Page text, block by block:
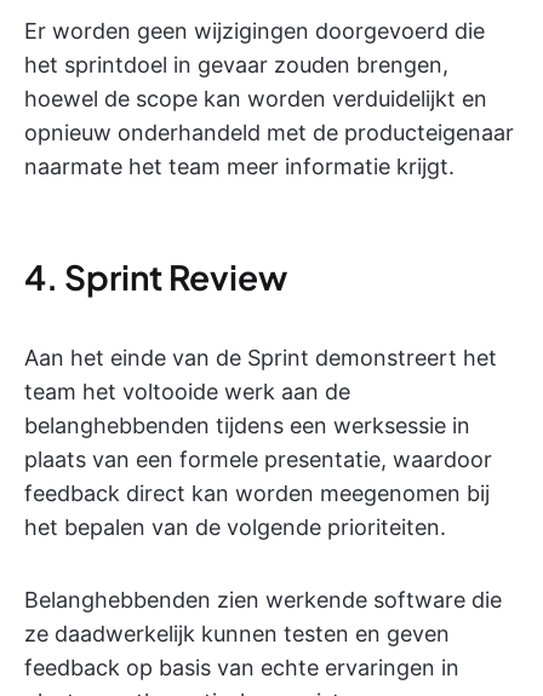
Er worden geen wijzigingen doorgevoerd die
het sprintdoel in gevaar zouden brengen,
hoewel de scope kan worden verduidelijkt en
opnieuw onderhandeld met de producteigenaar
naarmate het team meer informatie krijgt.
4. Sprint Review
Aan het einde van de Sprint demonstreert het
team het voltooide werk aan de
belanghebbenden tijdens een werksessie in
plaats van een formele presentatie, waardoor
feedback direct kan worden meegenomen bij
het bepalen van de volgende prioriteiten.
Belanghebbenden zien werkende software die
ze daadwerkelijk kunnen testen en geven
feedback op basis van echte ervaringen in